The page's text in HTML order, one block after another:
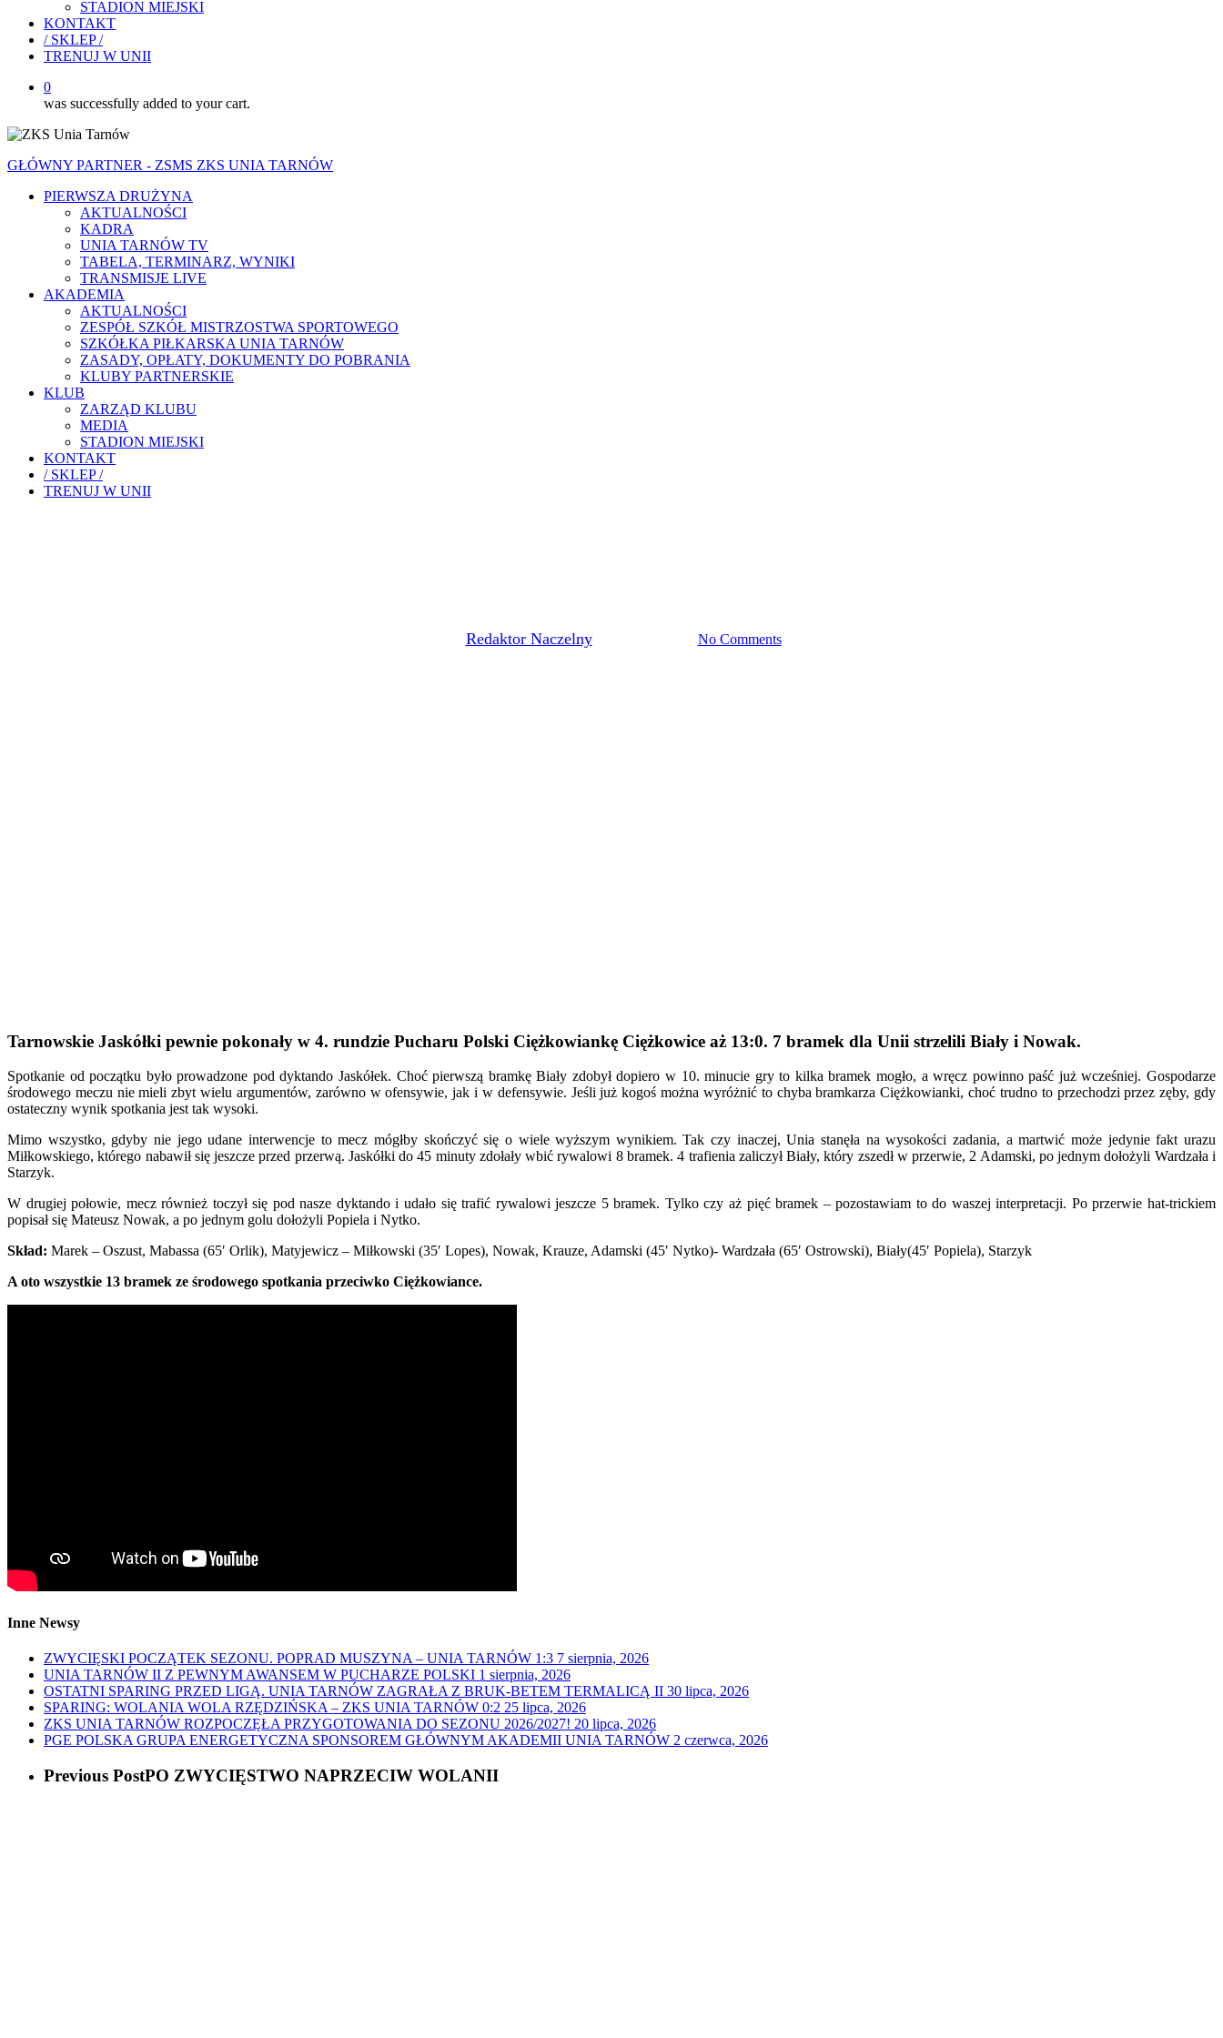
STADION MIEJSKI
KONTAKT
/ SKLEP /
TRENUJ W UNII
0
was successfully added to your cart.
GŁÓWNY PARTNER - ZSMS ZKS UNIA TARNÓW
PIERWSZA DRUŻYNA
AKTUALNOŚCI
KADRA
UNIA TARNÓW TV
TABELA, TERMINARZ, WYNIKI
TRANSMISJE LIVE
AKADEMIA
AKTUALNOŚCI
ZESPÓŁ SZKÓŁ MISTRZOSTWA SPORTOWEGO
SZKÓŁKA PIŁKARSKA UNIA TARNÓW
ZASADY, OPŁATY, DOKUMENTY DO POBRANIA
KLUBY PARTNERSKIE
KLUB
ZARZĄD KLUBU
MEDIA
STADION MIEJSKI
KONTAKT
/ SKLEP /
TRENUJ W UNII
Redaktor Naczelny23 września, 2020 No Comments
Tarnowskie Jaskółki pewnie pokonały w 4. rundzie Pucharu Polski Ciężkowiankę Ciężkowice aż 13:0. 7 bramek dla Unii strzelili Biały i Nowak.
Spotkanie od początku było prowadzone pod dyktando Jaskółek. Choć pierwszą bramkę Biały zdobył dopiero w 10. minucie gry to kilka bramek mogło, a wręcz powinno paść już wcześniej. Gospodarze
środowego meczu nie mieli zbyt wielu argumentów, zarówno w ofensywie, jak i w defensywie. Jeśli już kogoś można wyróżnić to chyba bramkarza Ciężkowianki, choć trudno to przechodzi przez zęby, gdy
ostateczny wynik spotkania jest tak wysoki.
Mimo wszystko, gdyby nie jego udane interwencje to mecz mógłby skończyć się o wiele wyższym wynikiem. Tak czy inaczej, Unia stanęła na wysokości zadania, a martwić może jedynie fakt urazu
Miłkowskiego, którego nabawił się jeszcze przed przerwą. Jaskółki do 45 minuty zdołały wbić rywalowi 8 bramek. 4 trafienia zaliczył Biały, który zszedł w przerwie, 2 Adamski, po jednym dołożyli Wardzała i
Starzyk.
W drugiej połowie, mecz również toczył się pod nasze dyktando i udało się trafić rywalowi jeszcze 5 bramek. Tylko czy aż pięć bramek – pozostawiam to do waszej interpretacji. Po przerwie hat-trickiem
popisał się Mateusz Nowak, a po jednym golu dołożyli Popiela i Nytko.
Skład: Marek – Oszust, Mabassa (65′ Orlik), Matyjewicz – Miłkowski (35′ Lopes), Nowak, Krauze, Adamski (45′ Nytko)- Wardzała (65′ Ostrowski), Biały(45′ Popiela), Starzyk
A oto wszystkie 13 bramek ze środowego spotkania przeciwko Ciężkowiance.
Inne Newsy
ZWYCIĘSKI POCZĄTEK SEZONU. POPRAD MUSZYNA – UNIA TARNÓW 1:3 7 sierpnia, 2026
UNIA TARNÓW II Z PEWNYM AWANSEM W PUCHARZE POLSKI 1 sierpnia, 2026
OSTATNI SPARING PRZED LIGĄ. UNIA TARNÓW ZAGRAŁA Z BRUK-BETEM TERMALICĄ II 30 lipca, 2026
SPARING: WOLANIA WOLA RZĘDZIŃSKA – ZKS UNIA TARNÓW 0:2 25 lipca, 2026
ZKS UNIA TARNÓW ROZPOCZĘŁA PRZYGOTOWANIA DO SEZONU 2026/2027! 20 lipca, 2026
PGE POLSKA GRUPA ENERGETYCZNA SPONSOREM GŁÓWNYM AKADEMII UNIA TARNÓW 2 czerwca, 2026
Previous PostPO ZWYCIĘSTWO NAPRZECIW WOLANII